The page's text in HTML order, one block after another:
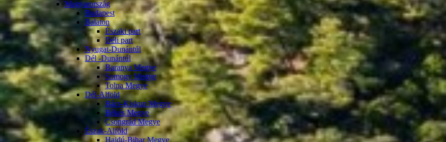
Magyarország
Budapest
Balaton
Északi part
Déli part
Nyugat-Dunántúl
Dél -Dunántúl
Baranya Megye
Somogy Megye
Tolna Megye
Dél-Alföld
Bács-Kiskun Megye
Békés Megye
Csongrád Megye
Észak-Alföld
Hajdú-Bihar Megye